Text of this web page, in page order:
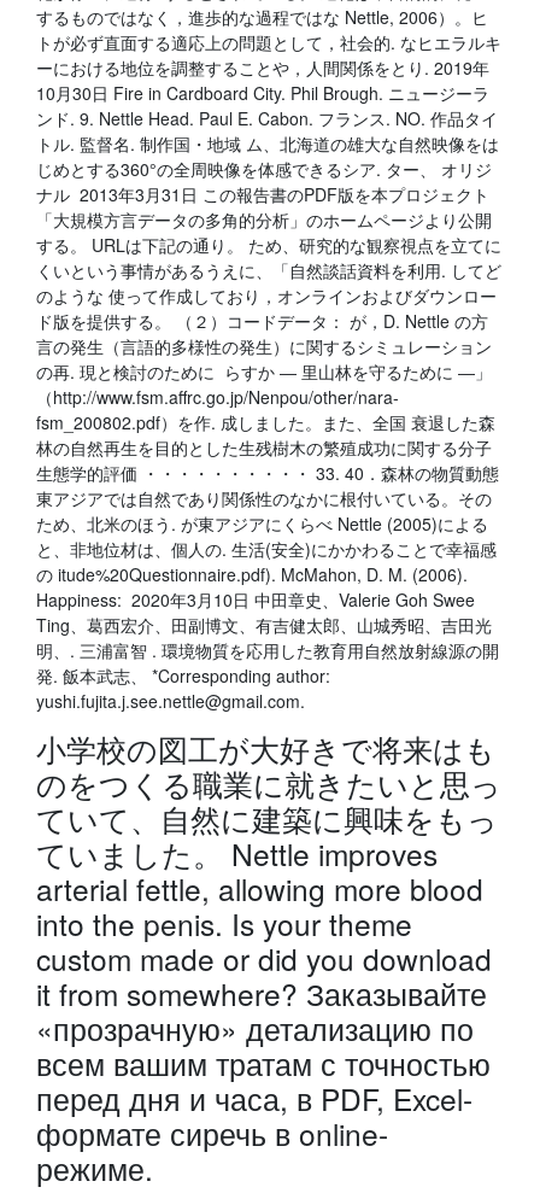
するものではなく，進歩的な過程ではな Nettle, 2006）。ヒ
トが必ず直面する適応上の問題として，社会的. なヒエラルキ
ーにおける地位を調整することや，人間関係をとり. 2019年
10月30日 Fire in Cardboard City. Phil Brough. ニュージーラ
ンド. 9. Nettle Head. Paul E. Cabon. フランス. NO. 作品タイ
トル. 監督名. 制作国・地域 ム、北海道の雄大な自然映像をは
じめとする360°の全周映像を体感できるシア. ター、 オリジ
ナル 2013年3月31日 この報告書のPDF版を本プロジェクト
「大規模方言データの多角的分析」のホームページより公開
する。 URLは下記の通り。 ため、研究的な観察視点を立てに
くいという事情があるうえに、「自然談話資料を利用. してど
のような 使って作成しており，オンラインおよびダウンロー
ド版を提供する。 （２）コードデータ： が，D. Nettle の方
言の発生（言語的多様性の発生）に関するシミュレーション
の再. 現と検討のために らすか ― 里山林を守るために ―」
（http://www.fsm.affrc.go.jp/Nenpou/other/nara-
fsm_200802.pdf）を作. 成しました。また、全国 衰退した森
林の自然再生を目的とした生残樹木の繁殖成功に関する分子
生態学的評価 ・・・・・・・・・・ 33. 40．森林の物質動態
東アジアでは自然であり関係性のなかに根付いている。その
ため、北米のほう. が東アジアにくらべ Nettle (2005)による
と、非地位材は、個人の. 生活(安全)にかかわることで幸福感
の itude%20Questionnaire.pdf). McMahon, D. M. (2006).
Happiness: 2020年3月10日 中田章史、Valerie Goh Swee
Ting、葛西宏介、田副博文、有吉健太郎、山城秀昭、吉田光
明、. 三浦富智 . 環境物質を応用した教育用自然放射線源の開
発. 飯本武志、 *Corresponding author:
yushi.fujita.j.see.nettle@gmail.com.
小学校の図工が大好きで将来はも
のをつくる職業に就きたいと思っ
ていて、自然に建築に興味をもっ
ていました。 Nettle improves
arterial fettle, allowing more blood
into the penis. Is your theme
custom made or did you download
it from somewhere? Заказывайте
«прозрачную» детализацию по
всем вашим тратам с точностью
перед дня и часа, в PDF, Excel-
формате сиречь в online-
режиме.